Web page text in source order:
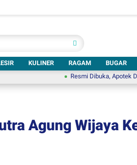
KULINER RAGAM BUGAR
Resmi Dibuka, Apotek Dadi
Agung Wijaya